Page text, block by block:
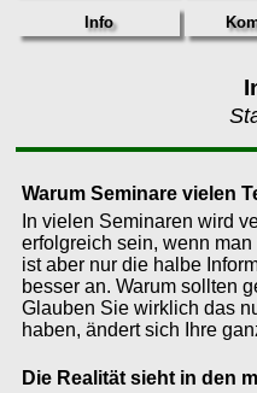
Info
Warum Seminare vielen
In vielen Seminaren wird
erfolgreich sein, wenn
ist aber nur die halbe
besser an. Warum sollten
Glauben Sie wirklich das
haben, ändert sich Ihre
Die Realität sieht in den